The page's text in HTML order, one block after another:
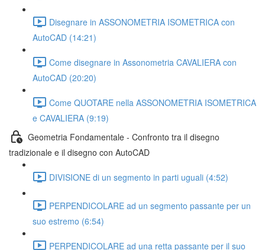
Disegnare in ASSONOMETRIA ISOMETRICA con
AutoCAD (14:21)
Come disegnare in Assonometria CAVALIERA con
AutoCAD (20:20)
Come QUOTARE nella ASSONOMETRIA ISOMETRICA
e CAVALIERA (9:19)
Geometria Fondamentale - Confronto tra il disegno
tradizionale e il disegno con AutoCAD
DIVISIONE di un segmento in parti uguali (4:52)
PERPENDICOLARE ad un segmento passante per un
suo estremo (6:54)
PERPENDICOLARE ad una retta passante per il suo